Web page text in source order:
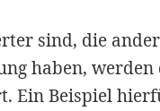
sind, die
haben, werden
Ein Beispiel